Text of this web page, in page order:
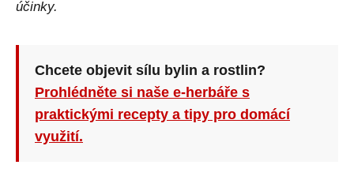
účinky.
Chcete objevit sílu bylin a rostlin?
Prohlédněte si naše e-herbáře s
praktickými recepty a tipy pro domácí
využití.